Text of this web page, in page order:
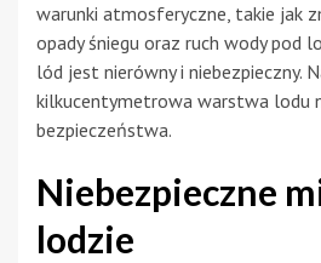
warunki atmosferyczne, takie jak
opady śniegu oraz ruch wody pod
lód jest nierówny i niebezpieczny.
kilkucentymetrowa warstwa lodu
bezpieczeństwa.
Niebezpieczne
lodzie